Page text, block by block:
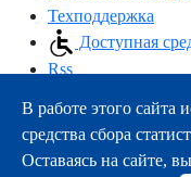
Техподдержка
Доступная
Rss
163000,
тел.:+7 (8182) 21-11-63
e-mail:info@nsmu.ru
В работе этого сайта
средства сбора
Оставаясь на сайте,